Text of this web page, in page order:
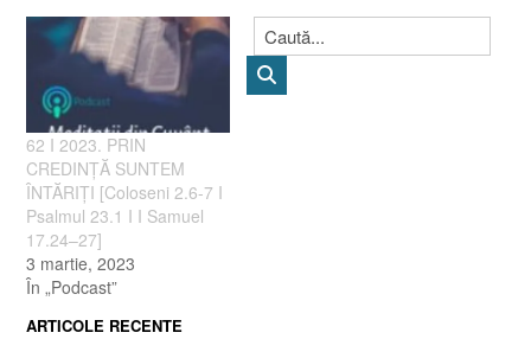
62 I 2023. PRIN
CREDINȚĂ SUNTEM
ÎNTĂRIȚI [Coloseni 2.6-7 I
Psalmul 23.1 I I Samuel
17.24–27]
3 martie, 2023
În „Podcast”
ARTICOLE RECENTE